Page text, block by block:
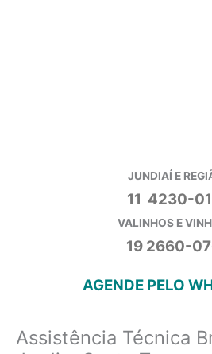
JUNDIAÍ E
11 4230-
VALINHOS E
19 2660-
AGENDE PELO
Assistência Técnica